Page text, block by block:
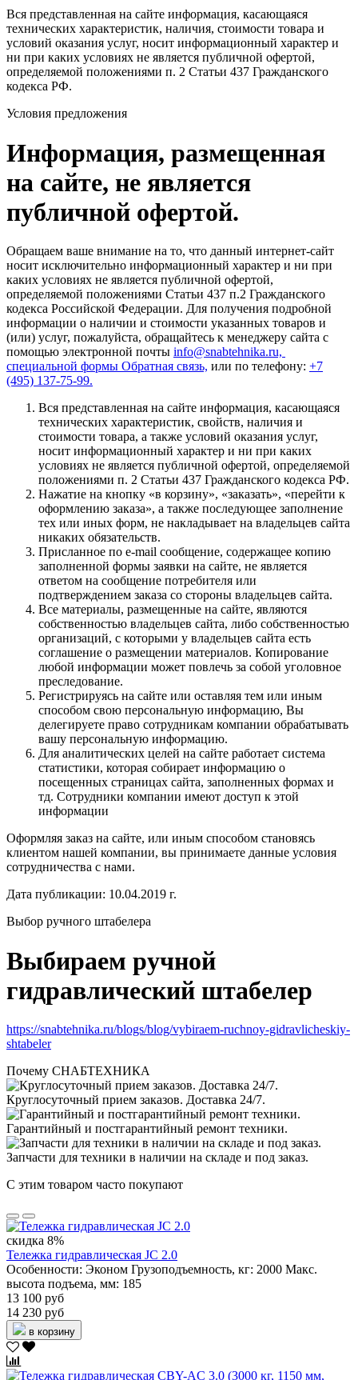
Вся представленная на сайте информация, касающаяся
технических характеристик, наличия, стоимости товара и
условий оказания услуг, носит информационный характер и
ни при каких условиях не является публичной офертой,
определяемой положениями п. 2 Статьи 437 Гражданского
кодекса РФ.
Условия предложения
Информация, размещенная
на сайте, не является
публичной офертой.
Обращаем ваше внимание на то, что данный интернет-сайт
носит исключительно информационный характер и ни при
каких условиях не является публичной офертой,
определяемой положениями Статьи 437 п.2 Гражданского
кодекса Российской Федерации. Для получения подробной
информации о наличии и стоимости указанных товаров и
(или) услуг, пожалуйста, обращайтесь к менеджеру сайта с
помощью электронной почты info@snabtehnika.ru,
специальной формы Обратная связь, или по телефону: +7
(495) 137-75-99.
Вся представленная на сайте информация, касающаяся
технических характеристик, свойств, наличия и
стоимости товара, а также условий оказания услуг,
носит информационный характер и ни при каких
условиях не является публичной офертой, определяемой
положениями п. 2 Статьи 437 Гражданского кодекса РФ.
Нажатие на кнопку «в корзину», «заказать», «перейти к
оформлению заказа», а также последующее заполнение
тех или иных форм, не накладывает на владельцев сайта
никаких обязательств.
Присланное по e-mail сообщение, содержащее копию
заполненной формы заявки на сайте, не является
ответом на сообщение потребителя или
подтверждением заказа со стороны владельцев сайта.
Все материалы, размещенные на сайте, являются
собственностью владельцев сайта, либо собственностью
организаций, с которыми у владельцев сайта есть
соглашение о размещении материалов. Копирование
любой информации может повлечь за собой уголовное
преследование.
Регистрируясь на сайте или оставляя тем или иным
способом свою персональную информацию, Вы
делегируете право сотрудникам компании обрабатывать
вашу персональную информацию.
Для аналитических целей на сайте работает система
статистики, которая собирает информацию о
посещенных страницах сайта, заполненных формах и
тд. Сотрудники компании имеют доступ к этой
информации
Оформляя заказ на сайте, или иным способом становясь
клиентом нашей компании, вы принимаете данные условия
сотрудничества с нами.
Дата публикации: 10.04.2019 г.
Выбор ручного штабелера
Выбираем ручной
гидравлический штабелер
https://snabtehnika.ru/blogs/blog/vybiraem-ruchnoy-gidravlicheskiy-
shtabeler
Почему СНАБТЕХНИКА
Круглосуточный прием заказов. Доставка 24/7.
Гарантийный и постгарантийный ремонт техники.
Запчасти для техники в наличии на складе и под заказ.
С этим товаром часто покупают
скидка 8%
Тележка гидравлическая JC 2.0
Особенности: Эконом Грузоподъемность, кг: 2000 Макс.
высота подъема, мм: 185
13 100 руб
14 230 руб
в корзину